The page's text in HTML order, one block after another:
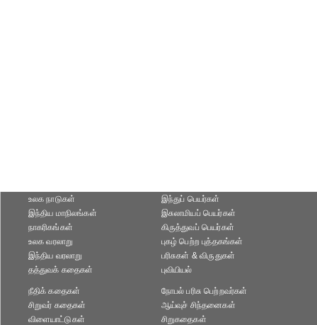
உலக நாடுகள்
இந்திய மாநிலங்கள்
நாகரிகங்கள்
இந்துப் பெயர்கள்
இசுலாமியப் பெயர்கள்
கிருத்துவப் பெயர்கள்
உலக வரலாறு
இந்திய வரலாறு
தத்துவக் கதைகள்
புகழ் பெற்ற புத்தகங்கள்
பரிசுகள் & விருதுகள்
புவியியல்
நீதிக் கதைகள்
சிறுவர் கதைகள்
விளையாட்டுகள்
நோபல் பரிசு‎ பெற்றவர்‎கள்
ஆய்வுச் சிந்தனைகள்
சிறுகதைகள்